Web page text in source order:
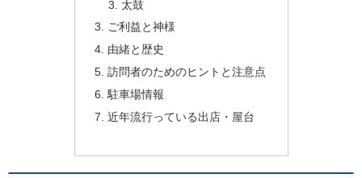
太鼓
ご利益と神様
由緒と歴史
訪問者のためのヒントと注意点
駐車場情報
近年流行っている出店・屋台